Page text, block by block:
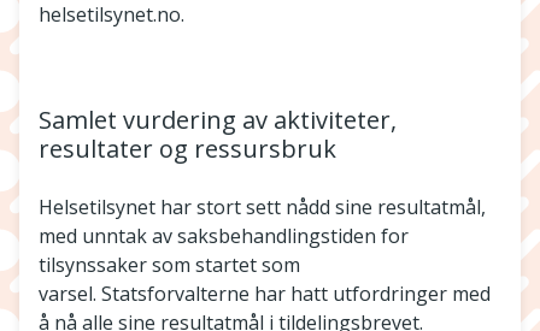
helsetilsynet.no.
Samlet vurdering av aktiviteter,
resultater og ressursbruk
Helsetilsynet har stort sett nådd sine resultatmål,
med unntak av saksbehandlingstiden for
tilsynssaker som startet som
varsel. Statsforvalterne har hatt utfordringer med
å nå alle sine resultatmål i tildelingsbrevet.